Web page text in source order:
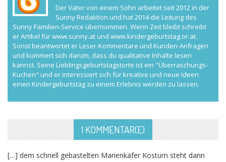
Der Vater von einem Sohn arbeitet seit 2012 in der
Sunny Redaktion und hat 2014 die Leitung des
Sunny Familien-Service übernommen. Wenn Zeit bleibt schreibt
er Artikel für www.sunny.at und www.kindergeburtstag.or.at.
Sonst beantwortet er Leser-Kommentare und Kunden-Anfragen
und kümmert sich darum, dass du qualitative Inhalte lesen
kannst. Seine Lieblingsgeburtstagstorte ist ein "Überraschungs-
Kuchen" und er interessiert sich für kreative und neue Ideen
einen Kindergeburtstag zu einem Erlebnis werden zu lassen.
1 KOMMENTAR(E)
[…] dem schnell gebastelten Marienkäfer Kostüm steht dann